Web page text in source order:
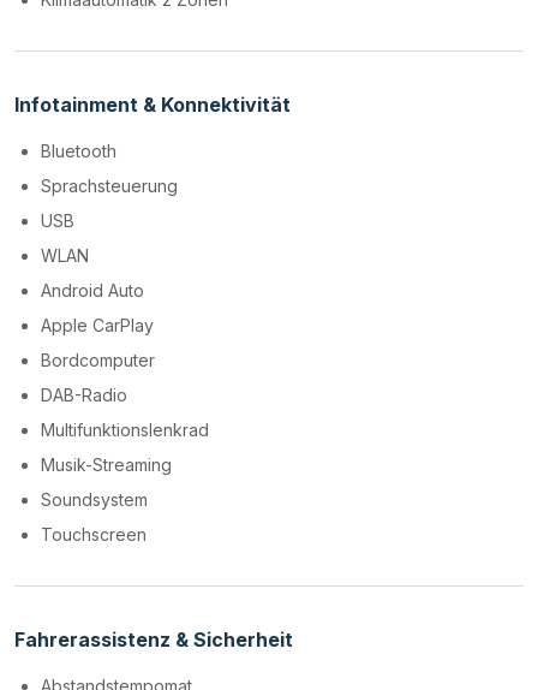
Infotainment & Konnektivität
Bluetooth
Sprachsteuerung
USB
WLAN
Android Auto
Apple CarPlay
Bordcomputer
DAB-Radio
Multifunktionslenkrad
Musik-Streaming
Soundsystem
Touchscreen
Fahrerassistenz & Sicherheit
Abstandstempomat